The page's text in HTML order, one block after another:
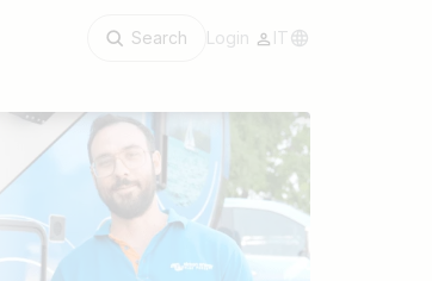
Search Login IT